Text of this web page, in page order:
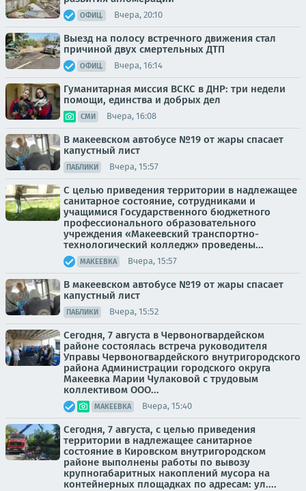
ОФИЦ. Вчера, 20:10
Выезд на полосу встречного движения стал
причиной двух смертельных ДТП
ОФИЦ. Вчера, 16:14
Гуманитарная миссия ВСКС в ДНР: три недели
помощи, единства и добрых дел
СМИ Вчера, 16:08
В макеевском автобусе №19 от жары спасает
капустный лист
ПАБЛИКИ Вчера, 15:57
С целью приведения территории в надлежащее
санитарное состояние, сотрудниками и
учащимися Государственного бюджетного
профессионального образовательного
учреждения «Макеевский транспортно-
технологический колледж» проведены...
МАКЕЕВКА Вчера, 15:57
В макеевском автобусе №19 от жары спасает
капустный лист
ПАБЛИКИ Вчера, 15:52
Сегодня, 7 августа в Червоногвардейском
районе состоялась встреча руководителя
Управы Червоногвардейского внутригородского
района Администрации городского округа
Макеевка Марии Чулаковой с трудовым
коллективом ООО...
МАКЕЕВКА Вчера, 15:40
Сегодня, 7 августа, с целью приведения
территории в надлежащее санитарное
состояние в Кировском внутригородском
районе выполнены работы по вывозу
крупногабаритных накоплений мусора на
контейнерных площадках по адресам: ул....